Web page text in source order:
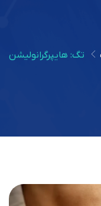
تگ: هایپرگرانولیشن